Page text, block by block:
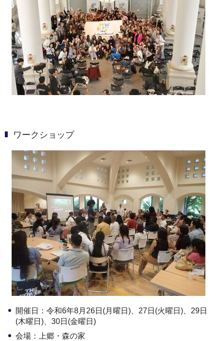
ワークショップ
開催日：令和6年8月26日(月曜日)、27日(火曜日)、29日
(木曜日)、30日(金曜日)
会場：上郷・森の家